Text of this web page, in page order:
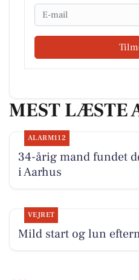
Email
MEST LÆSTE
ALARM112
34-årig mand fundet
i Aarhus
VEJRET
Mild start og lun